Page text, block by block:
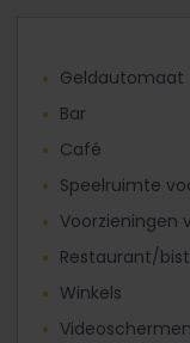
Geldautomaat
Bar
Café
Speelruimte
Voorzieningen
Restaurant/
Winkels
Videoschermen